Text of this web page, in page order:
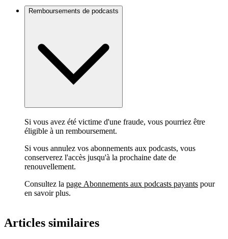
Remboursements de podcasts
Si vous avez été victime d'une fraude, vous pourriez être
éligible à un remboursement.
Si vous annulez vos abonnements aux podcasts, vous
conserverez l'accès jusqu'à la prochaine date de
renouvellement.
Consultez la page Abonnements aux podcasts payants pour
en savoir plus.
Articles similaires